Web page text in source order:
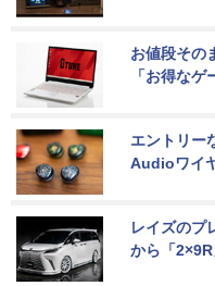
お値段その
「お得なゲ
エントリー
Audioワイ
レイズのプ
から「2×9R